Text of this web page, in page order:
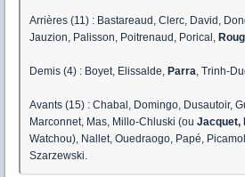
Arrières (11) : Bastareaud, Clerc, David,
Jauzion, Palisson, Poitrenaud, Porical,
Demis (4) : Boyet, Elissalde, Parra, Trinh-
Avants (15) : Chabal, Domingo, Dusautoir,
Marconnet, Mas, Millo-Chluski (ou Jacquet,
Watchou), Nallet, Ouedraogo, Papé,
Szarzewski.